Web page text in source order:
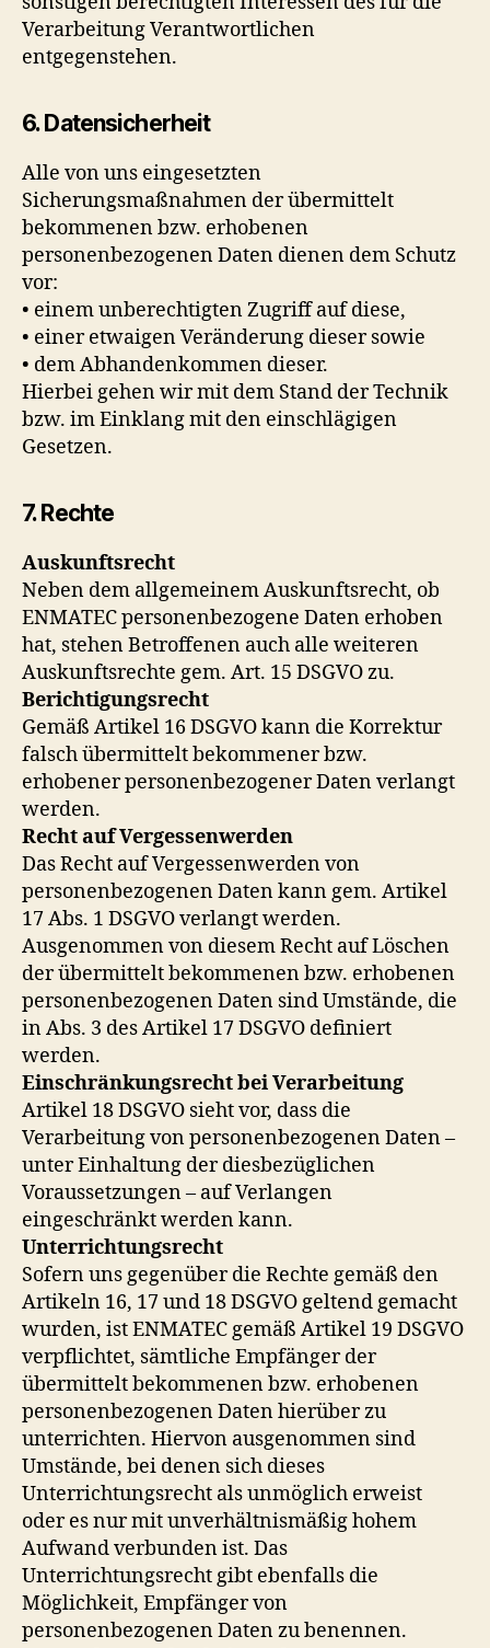
Verarbeitung Verantwortlichen
entgegenstehen.
6. Datensicherheit
Alle von uns eingesetzten
Sicherungsmaßnahmen der übermittelt
bekommenen bzw. erhobenen
personenbezogenen Daten dienen dem Schutz
vor:
• einem unberechtigten Zugriff auf diese,
• einer etwaigen Veränderung dieser sowie
• dem Abhandenkommen dieser.
Hierbei gehen wir mit dem Stand der Technik
bzw. im Einklang mit den einschlägigen
Gesetzen.
7. Rechte
Auskunftsrecht
Neben dem allgemeinem Auskunftsrecht, ob
ENMATEC personenbezogene Daten erhoben
hat, stehen Betroffenen auch alle weiteren
Auskunftsrechte gem. Art. 15 DSGVO zu.
Berichtigungsrecht
Gemäß Artikel 16 DSGVO kann die Korrektur
falsch übermittelt bekommener bzw.
erhobener personenbezogener Daten verlangt
werden.
Recht auf Vergessenwerden
Das Recht auf Vergessenwerden von
personenbezogenen Daten kann gem. Artikel
17 Abs. 1 DSGVO verlangt werden.
Ausgenommen von diesem Recht auf Löschen
der übermittelt bekommenen bzw. erhobenen
personenbezogenen Daten sind Umstände, die
in Abs. 3 des Artikel 17 DSGVO definiert
werden.
Einschränkungsrecht bei Verarbeitung
Artikel 18 DSGVO sieht vor, dass die
Verarbeitung von personenbezogenen Daten –
unter Einhaltung der diesbezüglichen
Voraussetzungen – auf Verlangen
eingeschränkt werden kann.
Unterrichtungsrecht
Sofern uns gegenüber die Rechte gemäß den
Artikeln 16, 17 und 18 DSGVO geltend gemacht
wurden, ist ENMATEC gemäß Artikel 19 DSGVO
verpflichtet, sämtliche Empfänger der
übermittelt bekommenen bzw. erhobenen
personenbezogenen Daten hierüber zu
unterrichten. Hiervon ausgenommen sind
Umstände, bei denen sich dieses
Unterrichtungsrecht als unmöglich erweist
oder es nur mit unverhältnismäßig hohem
Aufwand verbunden ist. Das
Unterrichtungsrecht gibt ebenfalls die
Möglichkeit, Empfänger von
personenbezogenen Daten zu benennen.